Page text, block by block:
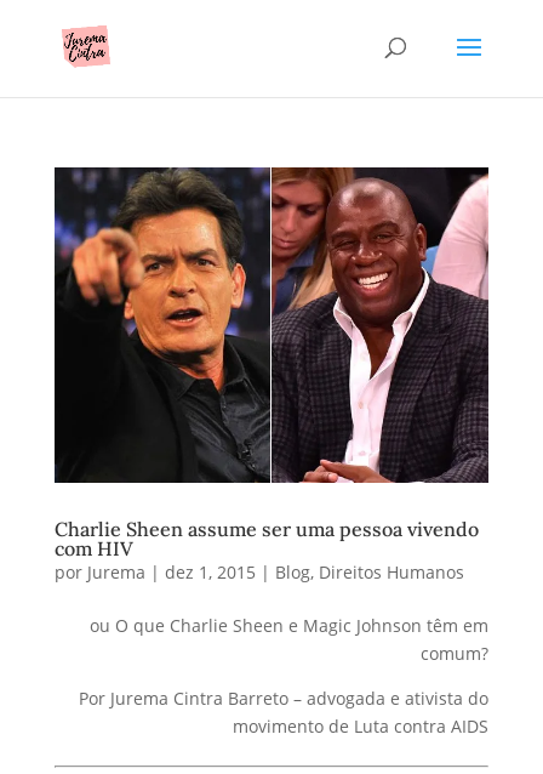
Charlie Sheen assume ser uma pessoa vivendo
com HIV
por Jurema | dez 1, 2015 | Blog, Direitos Humanos
ou O que Charlie Sheen e Magic Johnson têm em
comum?
Por Jurema Cintra Barreto – advogada e ativista do
movimento de Luta contra AIDS